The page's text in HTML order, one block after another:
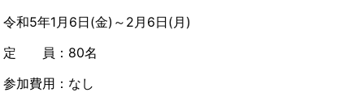
令和5年1月6日(金) ～ 2月6日(月 )
定 員：80名
参加費用：なし